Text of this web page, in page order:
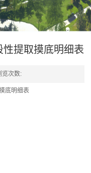
提取摸底明细表
次数:
底明细表